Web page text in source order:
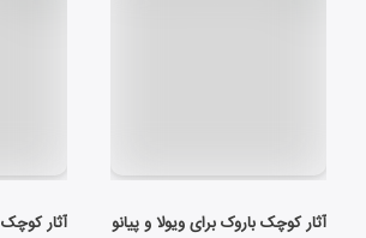
آثار کوچک باروک برای ویولا و پیانو